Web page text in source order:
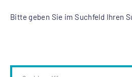
Bitte geben Sie im Suchfeld Ihren